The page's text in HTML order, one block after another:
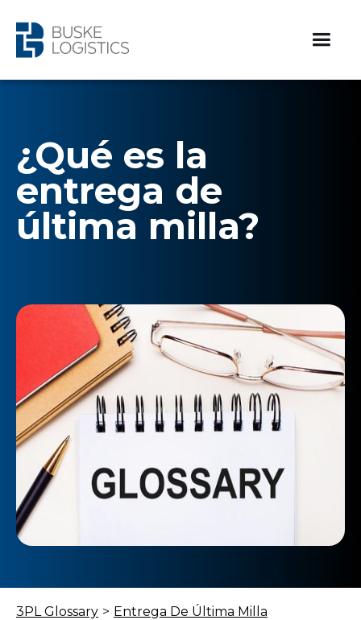
¿Qué es la
entrega de
última milla?
3PL Glossary > Entrega De Última Milla